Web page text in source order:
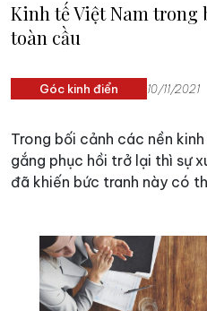
Kinh tế Việt Nam trong
toàn cầu
Góc kinh điển 10/11/2021
Trong bối cảnh các nền
gắng phục hồi trở lại thì sự
đã khiến bức tranh này có
ngược, thì cơ hội - thách
công nghiệp 4.0 hay các
thống và phi truyền thống